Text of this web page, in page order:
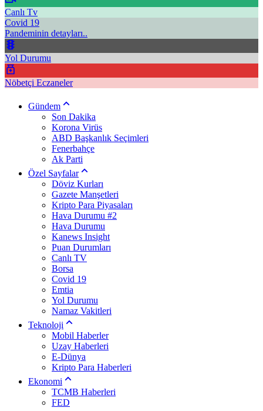
Canlı Tv
Covid 19
Pandeminin detayları..
Yol Durumu
Nöbetçi Eczaneler
Gündem
Son Dakika
Korona Virüs
ABD Başkanlık Seçimleri
Fenerbahçe
Ak Parti
Özel Sayfalar
Döviz Kurları
Gazete Manşetleri
Kripto Para Piyasaları
Hava Durumu #2
Hava Durumu
Kanews Insight
Puan Durumları
Canlı TV
Borsa
Covid 19
Emtia
Yol Durumu
Namaz Vakitleri
Teknoloji
Mobil Haberler
Uzay Haberleri
E-Dünya
Kripto Para Haberleri
Ekonomi
TCMB Haberleri
FED